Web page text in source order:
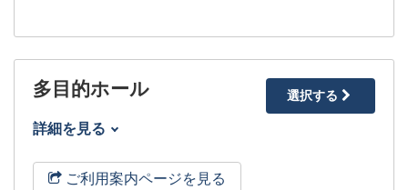
多目的ホール 選択する
詳細を見る
ご利用案内ページを見る